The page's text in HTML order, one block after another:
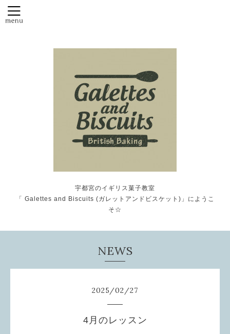
宇都宮のイギリス菓子教室
「 Galettes and Biscuits (ガレットアンドビスケット)」にようこ
そ☆
NEWS
2025/02/27
4月のレッスン